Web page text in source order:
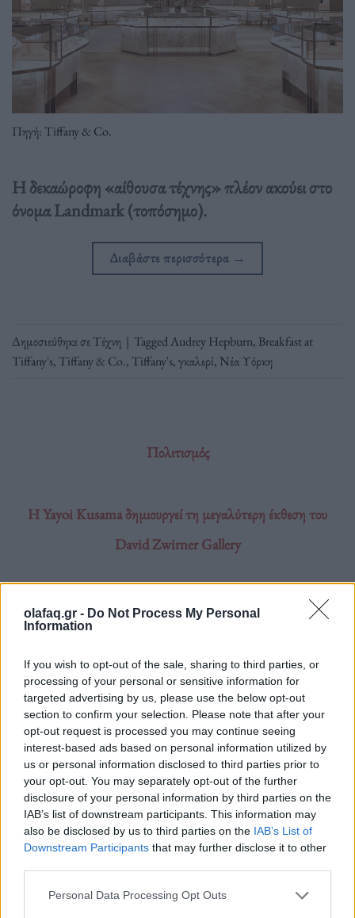
olafaq.gr - Do Not Process My Personal
Information
If you wish to opt-out of the sale, sharing to third parties, or
processing of your personal or sensitive information for
targeted advertising by us, please use the below opt-out
section to confirm your selection. Please note that after your
opt-out request is processed you may continue seeing
interest-based ads based on personal information utilized by
us or personal information disclosed to third parties prior to
your opt-out. You may separately opt-out of the further
disclosure of your personal information by third parties on the
IAB’s list of downstream participants. This information may
also be disclosed by us to third parties on the IAB’s List of
Downstream Participants that may further disclose it to other
Personal Data Processing Opt Outs
Πηγή: Tiffany & Co.
Η δεκαώροφη «αίθουσα τέχνης» πλέον ακούει στο
όνομα Landmark (τοπόσημο).
Διαβάστε περισσότερα →
Δημοσιεύθηκε σεΤέχνη | TaggedAudrey Hepburn, Breakfast at
Tiffany's, Tiffany & Co., Tiffany's,γκαλερί, Νέα Υόρκη
Πολιτισμός
Η Yayoi Kusama δημιουργεί τη μεγαλύτερη έκθεση του
David Zwirner Gallery
λουλούδια» είναι ο τίτλος της μεγαλειώδους
16.05.2023